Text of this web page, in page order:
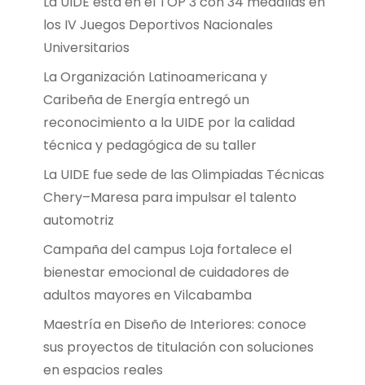
los IV Juegos Deportivos Nacionales
Universitarios
La Organización Latinoamericana y
Caribeña de Energía entregó un
reconocimiento a la UIDE por la calidad
técnica y pedagógica de su taller
La UIDE fue sede de las Olimpiadas Técnicas
Chery–Maresa para impulsar el talento
automotriz
Campaña del campus Loja fortalece el
bienestar emocional de cuidadores de
adultos mayores en Vilcabamba
Maestría en Diseño de Interiores: conoce
sus proyectos de titulación con soluciones
en espacios reales